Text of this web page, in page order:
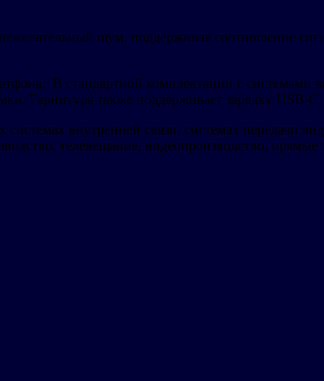
шум, поддерживая соотношение
В стандартной комплектации с системами
Гарнитура также поддерживает зарядку USB-C.
внутренней связи, системах передачи
телевещание, видеопроизводство,